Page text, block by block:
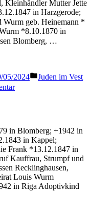
Kleinhändler Mutter Jette
in Harzgerode;
geb. Heinemann *
*8.10.1870 in
Blomberg, …
05/2024
Veröffentlicht
Juden im Vest
zu
in Blomberg; +1942 in
in Kappel;
Frank *13.12.1847 in
Kauffrau, Strumpf und
Recklinghausen,
Louis Wurm
in Riga Adoptivkind